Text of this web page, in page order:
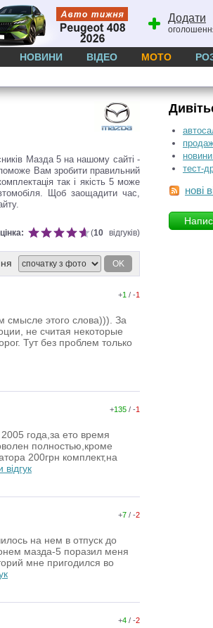
Додати
НОВИНИ ВІДЕО МОТО
Мазда 5 на нашому сайті -
Вам зробити правильний
так і якість 5 може
Щоб заощадити час,
(10 відгуків)
OK
+1 / -1
смысле этого слова))). За
не считая некоторые
Тут без проблем только
+135 / -1
года,за ето время
полностью,кроме
200грн комплект,на
відгук
+7 / -2
на нем в отпуск до
мазда-5 поразил меня
мне пригодился во
+4 / -2
тест-
нові